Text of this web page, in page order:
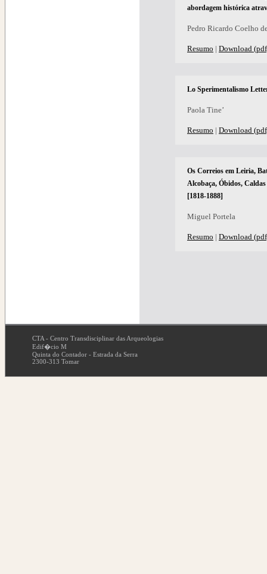
abordagem histórica
Pedro Ricardo Coelho
Resumo | Download
Lo Sperimentalismo
Paola Tine’
Resumo | Download
Os Correios em Leiria,
Alcobaça, Óbidos,
[1818-1888]
Miguel Portela
Resumo | Download
CTA - Centro Transdisciplinar das Arqueologias
Edif�cio M
Quinta do Contador - Estrada da Serra
2300-313 Tomar